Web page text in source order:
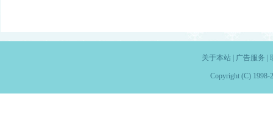
关于本站| 广告服务
Copyright (C) 1998-